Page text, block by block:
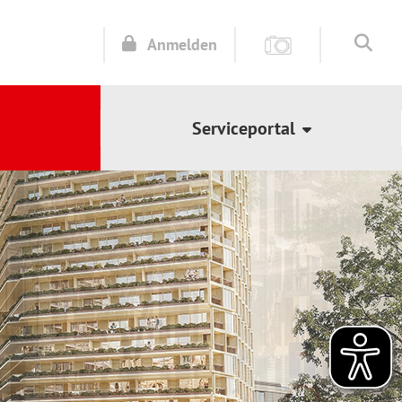
Anmelden
Serviceportal